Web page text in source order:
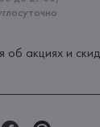
об акциях и